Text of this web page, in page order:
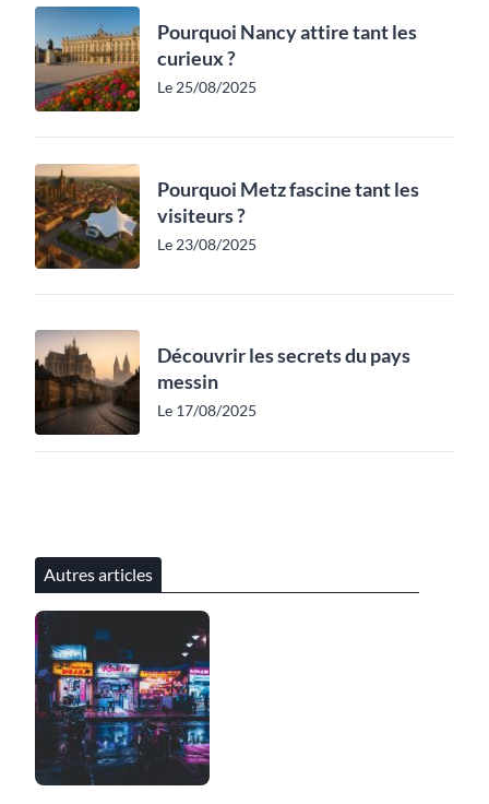
Pourquoi Nancy attire tant les
curieux ?
Le 25/08/2025
Pourquoi Metz fascine tant les
visiteurs ?
Le 23/08/2025
Découvrir les secrets du pays
messin
Le 17/08/2025
Autres articles